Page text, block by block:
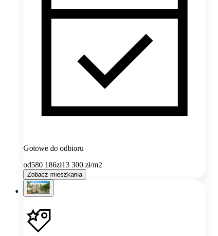
Gotowe do odbioru
od580 186zł13 300 zł/m2
Zobacz mieszkania